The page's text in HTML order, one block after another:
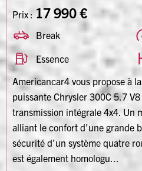
Prix : 17 990 €
Break
Essence
Americancar4 vous propose à
puissante Chrysler 300C 5.7
transmission intégrale 4x4. Un
alliant le confort d’une grande
sécurité d’un système quatre
est également homologu...